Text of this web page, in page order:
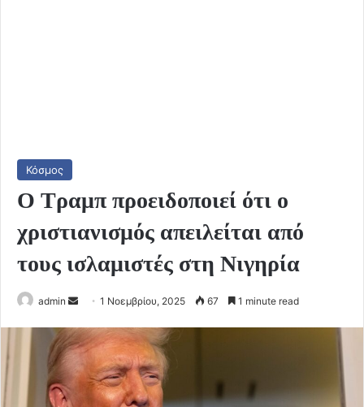
Κόσμος
Ο Τραμπ προειδοποιεί ότι ο
χριστιανισμός απειλείται από
τους ισλαμιστές στη Νιγηρία
admin
Send
email
1 Νοεμβρίου, 2025 67 1 minute read